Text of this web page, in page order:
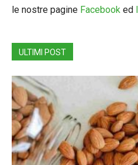
le nostre pagine Facebook ed
ULTIMI POST